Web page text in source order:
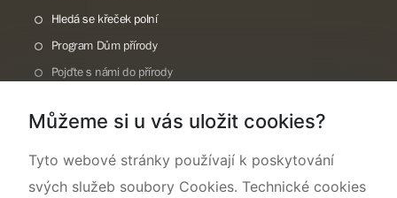
Hledá se křeček polní
Program Dům přírody
Pojďte s námi do přírody
Rok CHKO pod záštitou České komise pro UNESCO
Můžeme si u vás uložit cookies?
Tyto webové stránky používají k poskytování
svých služeb soubory Cookies. Technické cookies